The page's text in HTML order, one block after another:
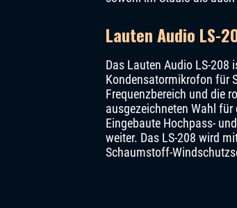
Lauten Audio LS-
Das Lauten Audio LS-208
Kondensatormikrofon für
Frequenzbereich und die
ausgezeichneten Wahl
Eingebaute Hochpass-
weiter. Das LS-208 wird
Schaumstoff-